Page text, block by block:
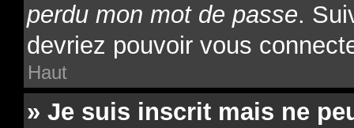
perdu mon mot de passe.
devriez pouvoir vous
Haut
» Je suis inscrit mais ne